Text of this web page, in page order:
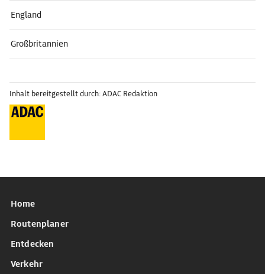
England
Großbritannien
Inhalt bereitgestellt durch: ADAC Redaktion
Home
Routenplaner
Entdecken
Verkehr